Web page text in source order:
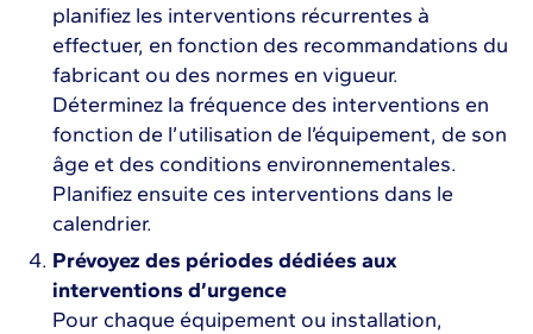
planifiez les interventions récurrentes à
effectuer, en fonction des recommandations du
fabricant ou des normes en vigueur.
Déterminez la fréquence des interventions en
fonction de l’utilisation de l’équipement, de son
âge et des conditions environnementales.
Planifiez ensuite ces interventions dans le
calendrier.
Prévoyez des périodes dédiées aux
interventions d’urgence
Pour chaque équipement ou installation,